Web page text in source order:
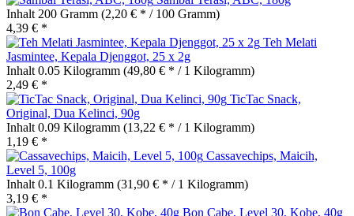
Inhalt 200 Gramm (2,20 € * / 100 Gramm)
4,39 € *
Teh Melati
Jasmintee, Kepala Djenggot, 25 x 2g
Inhalt 0.05 Kilogramm (49,80 € * / 1 Kilogramm)
2,49 € *
TicTac Snack,
Original, Dua Kelinci, 90g
Inhalt 0.09 Kilogramm (13,22 € * / 1 Kilogramm)
1,19 € *
Cassavechips, Maicih,
Level 5, 100g
Inhalt 0.1 Kilogramm (31,90 € * / 1 Kilogramm)
3,19 € *
Bon Cabe, Level 30, Kobe, 40g